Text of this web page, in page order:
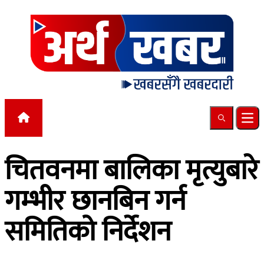
Skip to content
Search
चितवनमा बालिका मृत्युबारे
गम्भीर छानबिन गर्न
समितिको निर्देशन